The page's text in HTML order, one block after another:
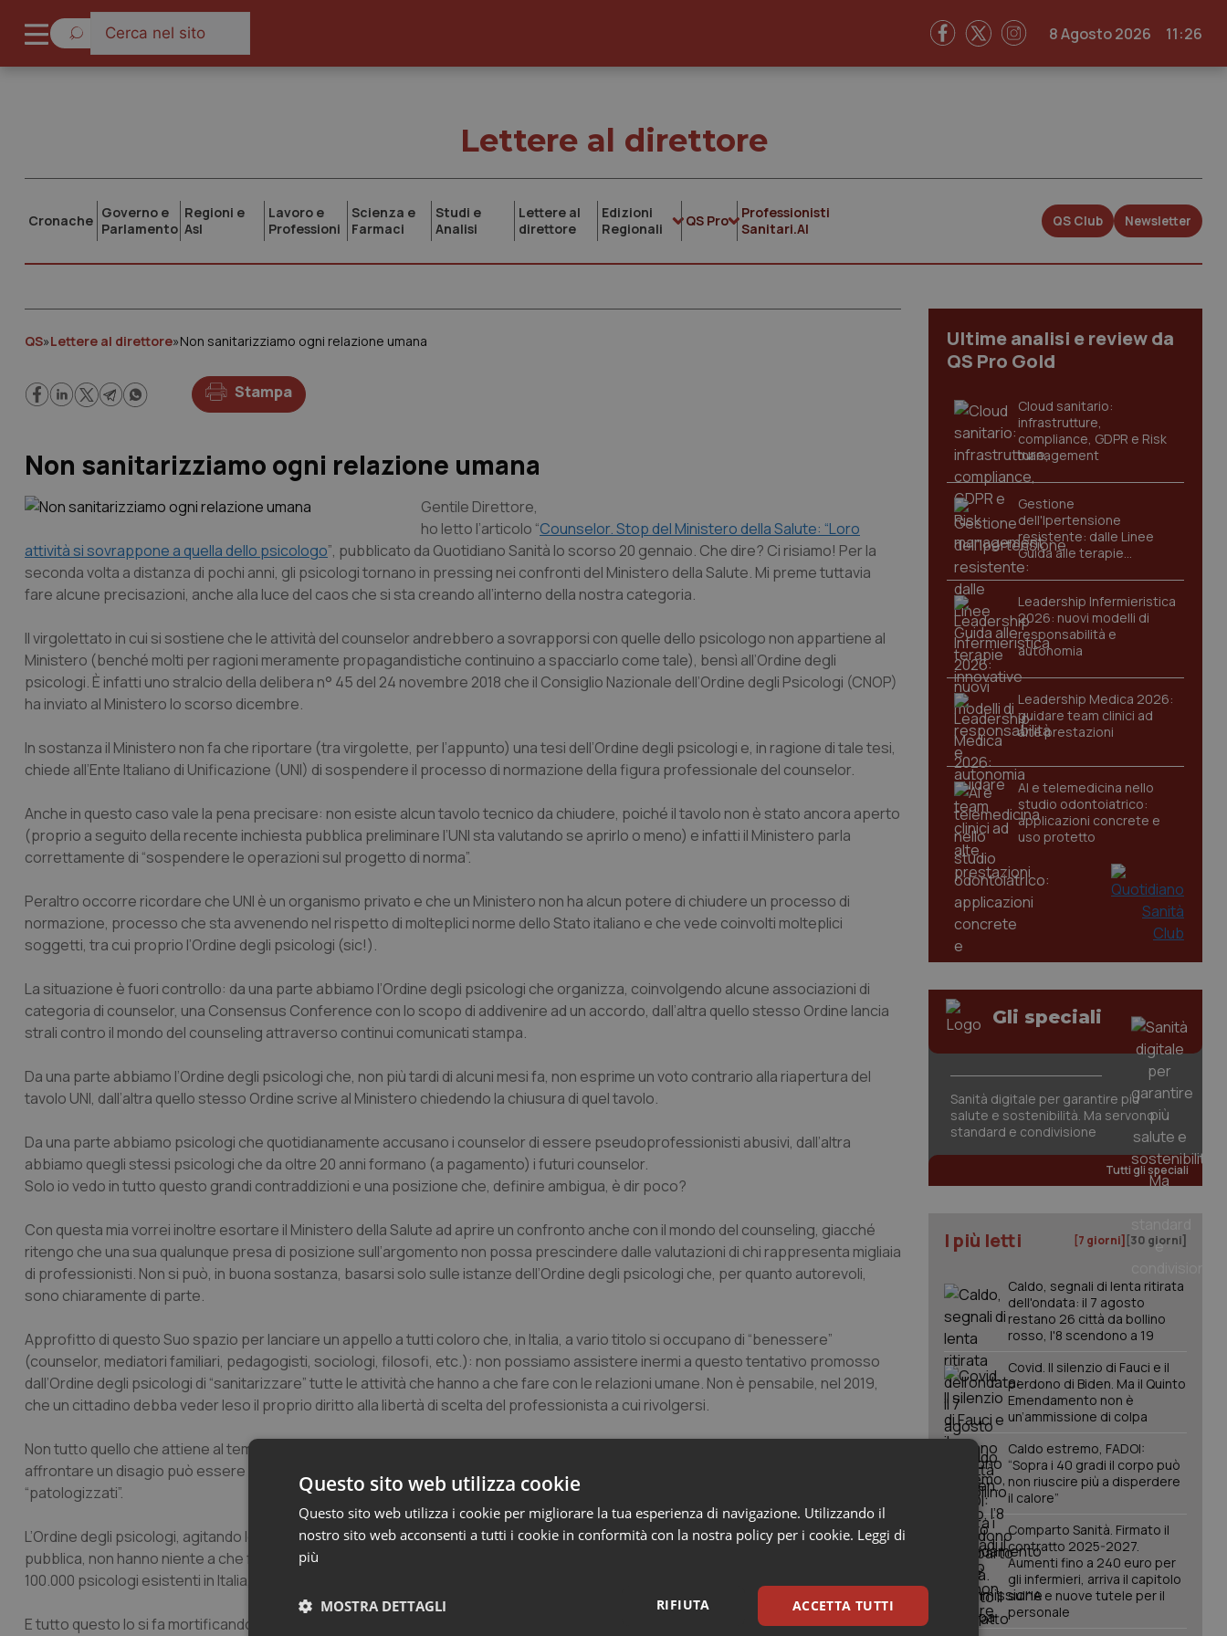
8 Agosto 2026 11:26
Lettere al direttore
Cronache Governo e
Parlamento
Regioni e
Asl
Lavoro e
Professioni
Scienza e
Farmaci
Studi e
Analisi
Lettere al
direttore
Edizioni
Regionali
QS Pro
Professionisti
Sanitari.AI
QS Club Newsletter
QS»Lettere al direttore»Non sanitarizziamo ogni relazione umana
Stampa
Non sanitarizziamo ogni relazione umana
Gentile Direttore,
ho letto l’articolo “Counselor. Stop del Ministero della Salute: “Loro
attività si sovrappone a quella dello psicologo”, pubblicato da Quotidiano Sanità lo scorso 20 gennaio. Che dire? Ci risiamo! Per la
seconda volta a distanza di pochi anni, gli psicologi tornano in pressing nei confronti del Ministero della Salute. Mi preme tuttavia
fare alcune precisazioni, anche alla luce del caos che si sta creando all’interno della nostra categoria.
Il virgolettato in cui si sostiene che le attività del counselor andrebbero a sovrapporsi con quelle dello psicologo non appartiene al
Ministero (benché molti per ragioni meramente propagandistiche continuino a spacciarlo come tale), bensì all’Ordine degli
psicologi. È infatti uno stralcio della delibera n° 45 del 24 novembre 2018 che il Consiglio Nazionale dell’Ordine degli Psicologi (CNOP)
ha inviato al Ministero lo scorso dicembre.
In sostanza il Ministero non fa che riportare (tra virgolette, per l’appunto) una tesi dell’Ordine degli psicologi e, in ragione di tale tesi,
chiede all’Ente Italiano di Unificazione (UNI) di sospendere il processo di normazione della figura professionale del counselor.
Anche in questo caso vale la pena precisare: non esiste alcun tavolo tecnico da chiudere, poiché il tavolo non è stato ancora aperto
(proprio a seguito della recente inchiesta pubblica preliminare l’UNI sta valutando se aprirlo o meno) e infatti il Ministero parla
correttamente di “sospendere le operazioni sul progetto di norma”.
Peraltro occorre ricordare che UNI è un organismo privato e che un Ministero non ha alcun potere di chiudere un processo di
normazione, processo che sta avvenendo nel rispetto di molteplici norme dello Stato italiano e che vede coinvolti molteplici
soggetti, tra cui proprio l’Ordine degli psicologi (sic!).
La situazione è fuori controllo: da una parte abbiamo l’Ordine degli psicologi che organizza, coinvolgendo alcune associazioni di
categoria di counselor, una Consensus Conference con lo scopo di addivenire ad un accordo, dall’altra quello stesso Ordine lancia
strali contro il mondo del counseling attraverso continui comunicati stampa.
Da una parte abbiamo l’Ordine degli psicologi che, non più tardi di alcuni mesi fa, non esprime un voto contrario alla riapertura del
tavolo UNI, dall’altra quello stesso Ordine scrive al Ministero chiedendo la chiusura di quel tavolo.
Da una parte abbiamo psicologi che quotidianamente accusano i counselor di essere pseudoprofessionisti abusivi, dall’altra
abbiamo quegli stessi psicologi che da oltre 20 anni formano (a pagamento) i futuri counselor.
Solo io vedo in tutto questo grandi contraddizioni e una posizione che, definire ambigua, è dir poco?
Con questa mia vorrei inoltre esortare il Ministero della Salute ad aprire un confronto anche con il mondo del counseling, giacché
ritengo che una sua qualunque presa di posizione sull’argomento non possa prescindere dalle valutazioni di chi rappresenta migliaia
di professionisti. Non si può, in buona sostanza, basarsi solo sulle istanze dell’Ordine degli psicologi che, per quanto autorevoli,
sono chiaramente di parte.
Approfitto di questo Suo spazio per lanciare un appello a tutti coloro che, in Italia, a vario titolo si occupano di “benessere”
(counselor, mediatori familiari, pedagogisti, sociologi, filosofi, etc.): non possiamo assistere inermi a questo tentativo promosso
dall’Ordine degli psicologi di “sanitarizzare” tutte le attività che hanno a che fare con le relazioni umane. Non è pensabile, nel 2019,
che un cittadino debba veder leso il proprio diritto alla libertà di scelta del professionista a cui rivolgersi.
Non tutto quello che attiene al tema del benessere, delle relazioni, del potenziamento delle risorse personali, delle modalità con cui
affrontare un disagio può essere ricondotto all’ambito sanitario, non tutti i rapporti tra gli esseri umani possono essere
“patologizzati”.
L’Ordine degli psicologi, agitando lo spauracchio della salute pubblica, non fa che promuovere istanze corporative che, con la salute
pubblica, non hanno niente a che fare. Il problema è sempre lo stesso: poiché non si riesce a collocare professionalmente gli oltre
100.000 psicologi esistenti in Italia, si tira per la giacchetta lo Stato, pretendendo ulteriori riserve professionali.
E tutto questo lo si fa mortificando quotidianamente la serietà e la professionalità di migliaia di colleghi per meri interessi di bottega.
Ultime analisi e review da
QS Pro Gold
Cloud sanitario:
infrastrutture,
compliance, GDPR e Risk
management
Gestione
dell'Ipertensione
resistente: dalle Linee
Guida alle terapie
innovative
Leadership Infermieristica
2026: nuovi modelli di
responsabilità e
autonomia
Leadership Medica 2026:
guidare team clinici ad
alte prestazioni
AI e telemedicina nello
studio odontoiatrico:
applicazioni concrete e
uso protetto
Gli speciali
Sanità digitale per garantire più
salute e sostenibilità. Ma servono
standard e condivisione
Tutti gli speciali
I più letti [7 giorni] [30 giorni]
Caldo, segnali di lenta ritirata
dell'ondata: il 7 agosto
restano 26 città da bollino
rosso, l'8 scendono a 19
Covid. Il silenzio di Fauci e il
perdono di Biden. Ma il Quinto
Emendamento non è
un’ammissione di colpa
Caldo estremo, FADOI:
“Sopra i 40 gradi il corpo può
non riuscire più a disperdere
il calore”
Comparto Sanità. Firmato il
contratto 2025-2027.
Aumenti fino a 240 euro per
gli infermieri, arriva il capitolo
sull'IA e nuove tutele per il
personale
Questo sito web utilizza cookie
Questo sito web utilizza i cookie per migliorare la tua esperienza di navigazione. Utilizzando il
nostro sito web acconsenti a tutti i cookie in conformità con la nostra policy per i cookie. Leggi di
più
ACCETTA TUTTI
RIFIUTA
MOSTRA DETTAGLI